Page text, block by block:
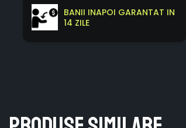
BANII INAPOI GARANTAT IN
14 ZILE